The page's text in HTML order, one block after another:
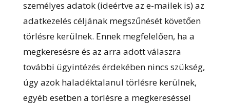
személyes adatok (ideértve az e-mailek is) az
adatkezelés céljának megszűnését követően
törlésre kerülnek. Ennek megfelelően, ha a
megkeresésre és az arra adott válaszra
további ügyintézés érdekében nincs szükség,
úgy azok haladéktalanul törlésre kerülnek,
egyéb esetben a törlésre a megkereséssel